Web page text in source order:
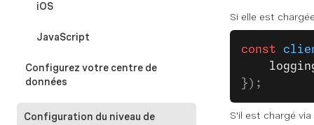
iOS
JavaScript
Configurez votre centre de
données
Configuration du niveau de
Si elle est
const
});
S'il est chargé via